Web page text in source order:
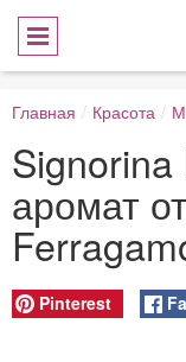
Главная / Красота /
аромат
Pinterest